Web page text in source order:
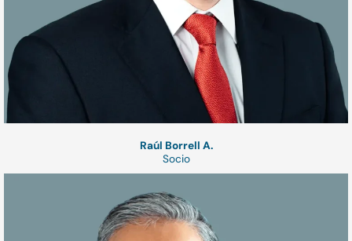
Raúl Borrell A.
Socio